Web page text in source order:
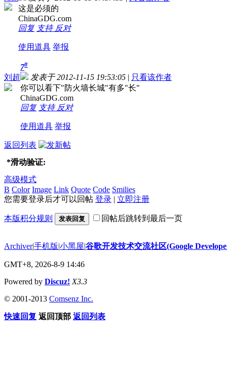
这是必须的
ChinaGDG.com
回复 支持 反对
使用道具 举报
刘超
7#
发表于 2012-11-15 19:53:05 | 只看该作者
你可以看下"防火墙长城"有多"长"
ChinaGDG.com
回复 支持 反对
使用道具 举报
返回列表
*滑动验证:
高级模式
B Color Image Link Quote Code Smilies
您需要登录后才可以回帖 登录 | 立即注册
本版积分规则 发表回复 回帖后跳转到最后一页
Archiver|手机版|小黑屋|谷歌开发技术交流社区(Google
GMT+8, 2026-8-9 14:46
Powered by Discuz! X3.3
© 2001-2013 Comsenz Inc.
快速回复 返回顶部 返回列表